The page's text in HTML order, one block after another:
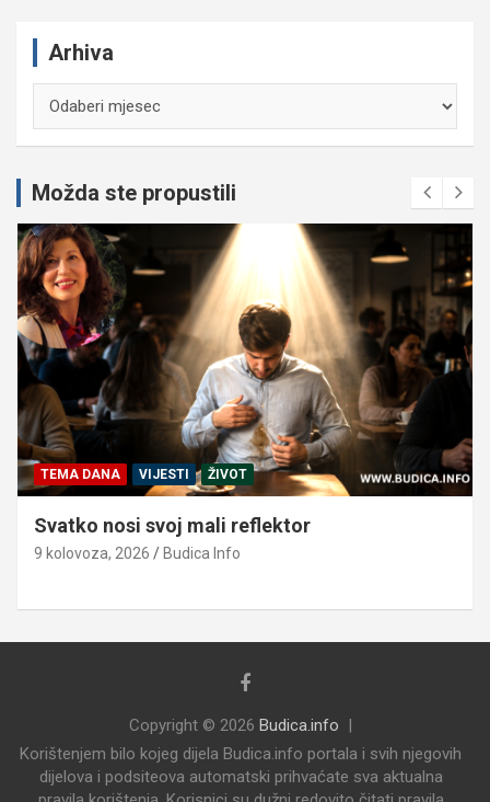
Arhiva
Možda ste propustili
TEMA DANA VIJESTI ŽIVOT
Svatko nosi svoj mali reflektor
9 kolovoza, 2026 Budica Info
Copyright © 2026 Budica.info
Korištenjem bilo kojeg dijela Budica.info portala i svih njegovih
dijelova i podsiteova automatski prihvaćate sva aktualna